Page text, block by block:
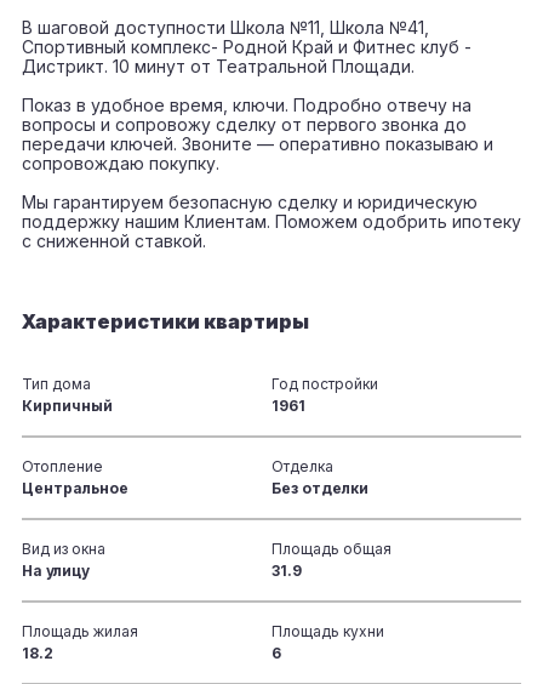
В шаговой доступности Школа №11, Школа №41,
Спортивный комплекс- Родной Край и Фитнес клуб -
Дистрикт. 10 минут от Театральной Площади.
Показ в удобное время, ключи. Подробно отвечу на
вопросы и сопровожу сделку от первого звонка до
передачи ключей. Звоните — оперативно показываю и
сопровождаю покупку.
Мы гарантируем безопасную сделку и юридическую
поддержку нашим Клиентам. Поможем одобрить ипотеку
с сниженной ставкой.
Характеристики квартиры
Тип дома
Кирпичный
Год постройки
1961
Отопление
Центральное
Отделка
Без отделки
Вид из окна
На улицу
Площадь общая
31.9
Площадь жилая
18.2
Площадь кухни
6